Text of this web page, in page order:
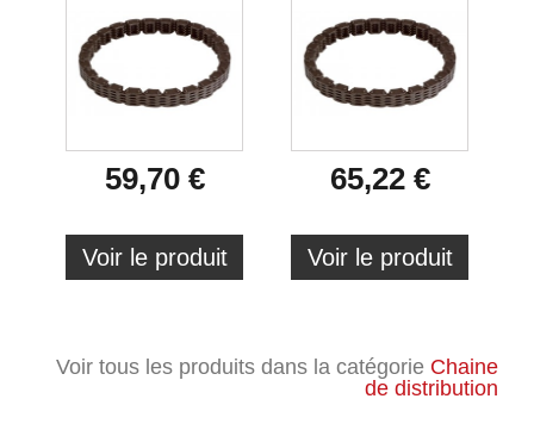
59,70 €
Voir le produit
65,22 €
Voir le produit
Voir tous les produits dans la catégorie Chaine
de distribution